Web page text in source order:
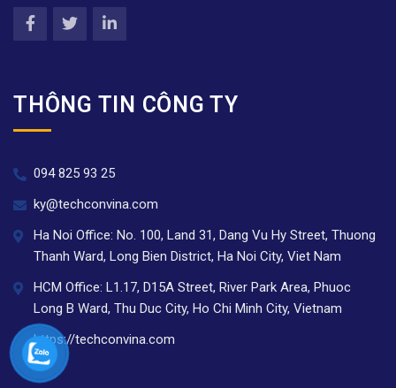
THÔNG TIN CÔNG TY
094 825 93 25
ky@techconvina.com
Ha Noi Office: No. 100, Land 31, Dang Vu Hy Street, Thuong
Thanh Ward, Long Bien District, Ha Noi City, Viet Nam
HCM Office: L1.17, D15A Street, River Park Area, Phuoc
Long B Ward, Thu Duc City, Ho Chi Minh City, Vietnam
https://techconvina.com